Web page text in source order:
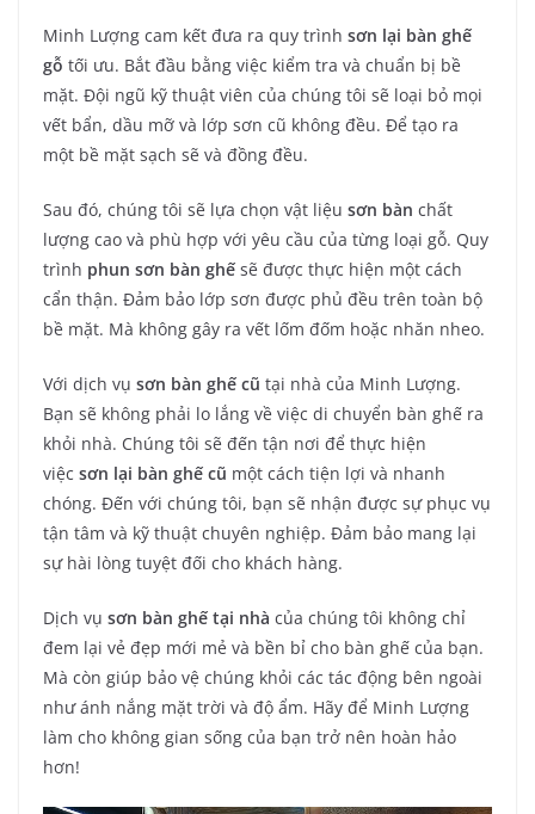
Minh Lượng cam kết đưa ra quy trình sơn lại bàn ghế
gỗ tối ưu. Bắt đầu bằng việc kiểm tra và chuẩn bị bề
mặt. Đội ngũ kỹ thuật viên của chúng tôi sẽ loại bỏ mọi
vết bẩn, dầu mỡ và lớp sơn cũ không đều. Để tạo ra
một bề mặt sạch sẽ và đồng đều.
Sau đó, chúng tôi sẽ lựa chọn vật liệu sơn bàn chất
lượng cao và phù hợp với yêu cầu của từng loại gỗ. Quy
trình phun sơn bàn ghế sẽ được thực hiện một cách
cẩn thận. Đảm bảo lớp sơn được phủ đều trên toàn bộ
bề mặt. Mà không gây ra vết lốm đốm hoặc nhăn nheo.
Với dịch vụ sơn bàn ghế cũ tại nhà của Minh Lượng.
Bạn sẽ không phải lo lắng về việc di chuyển bàn ghế ra
khỏi nhà. Chúng tôi sẽ đến tận nơi để thực hiện
việc sơn lại bàn ghế cũ một cách tiện lợi và nhanh
chóng. Đến với chúng tôi, bạn sẽ nhận được sự phục vụ
tận tâm và kỹ thuật chuyên nghiệp. Đảm bảo mang lại
sự hài lòng tuyệt đối cho khách hàng.
Dịch vụ sơn bàn ghế tại nhà của chúng tôi không chỉ
đem lại vẻ đẹp mới mẻ và bền bỉ cho bàn ghế của bạn.
Mà còn giúp bảo vệ chúng khỏi các tác động bên ngoài
như ánh nắng mặt trời và độ ẩm. Hãy để Minh Lượng
làm cho không gian sống của bạn trở nên hoàn hảo
hơn!